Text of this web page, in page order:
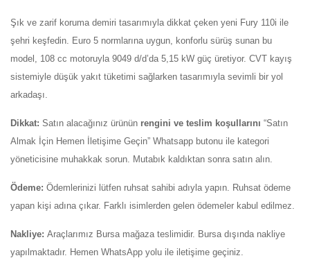
Şık ve zarif koruma demiri tasarımıyla dikkat çeken yeni Fury 110i ile
şehri keşfedin. Euro 5 normlarına uygun, konforlu sürüş sunan bu
model, 108 cc motoruyla 9049 d/d’da 5,15 kW güç üretiyor. CVT kayış
sistemiyle düşük yakıt tüketimi sağlarken tasarımıyla sevimli bir yol
arkadaşı.
Dikkat: Satın alacağınız ürünün rengini ve teslim koşullarını “Satın
Almak İçin Hemen İletişime Geçin” Whatsapp butonu ile kategori
yöneticisine muhakkak sorun. Mutabık kaldıktan sonra satın alın.
Ödeme: Ödemlerinizi lütfen ruhsat sahibi adıyla yapın. Ruhsat ödeme
yapan kişi adına çıkar. Farklı isimlerden gelen ödemeler kabul edilmez.
Nakliye: Araçlarımız Bursa mağaza teslimidir. Bursa dışında nakliye
yapılmaktadır. Hemen WhatsApp yolu ile iletişime geçiniz.